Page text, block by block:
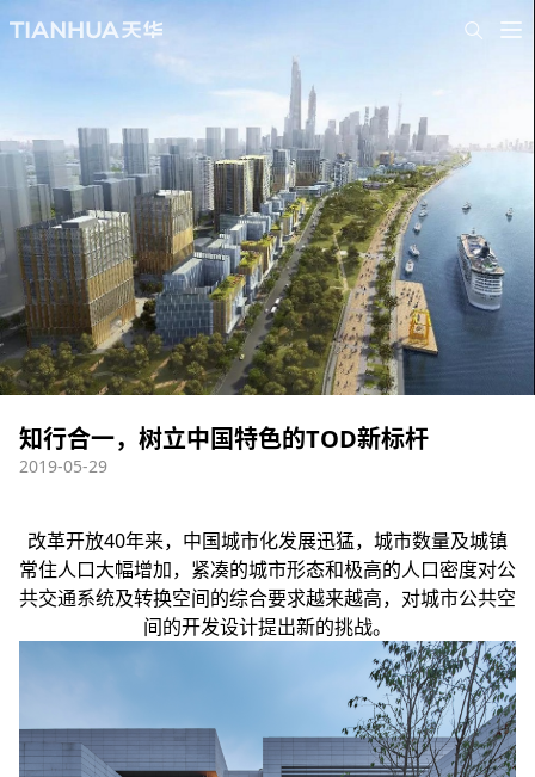
知行合一，树立中国特色的TOD新标杆
2019-05-29
改革开放40年来，中国城市化发展迅猛，城市数量及城镇
常住人口大幅增加，紧凑的城市形态和极高的人口密度对公
共交通系统及转换空间的综合要求越来越高，对城市公共空
间的开发设计提出新的挑战。